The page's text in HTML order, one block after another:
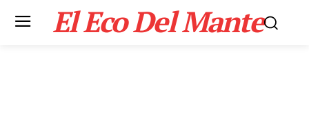
El Eco Del Mante